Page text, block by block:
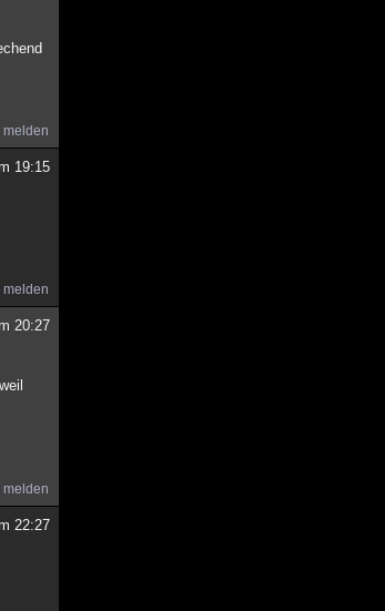
melden
19:15
melden
20:27
melden
22:27